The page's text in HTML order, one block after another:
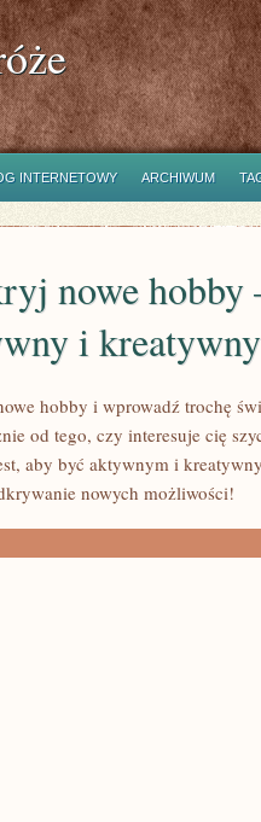
INTERNETOWY ARCHIWUM
nowe hobby
i
hobby i wprowadź trochę
od tego, czy interesuje cię
aby być aktywnym i
nowych możliwości!